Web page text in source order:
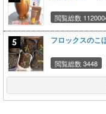
閲覧総数
フロックスのこ
閲覧総数 3448